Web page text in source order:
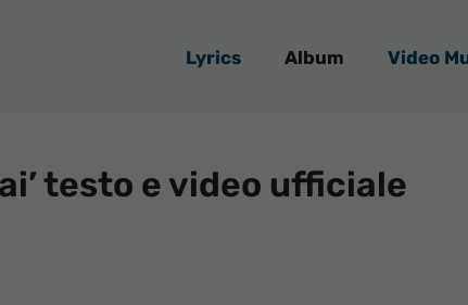
Lyrics Album Video
testo e video ufficiale